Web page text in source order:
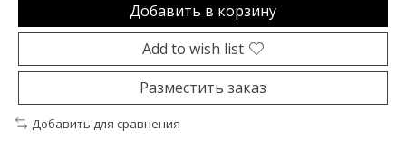
Добавить в корзину
Add to wish list
Разместить заказ
Добавить для сравнения